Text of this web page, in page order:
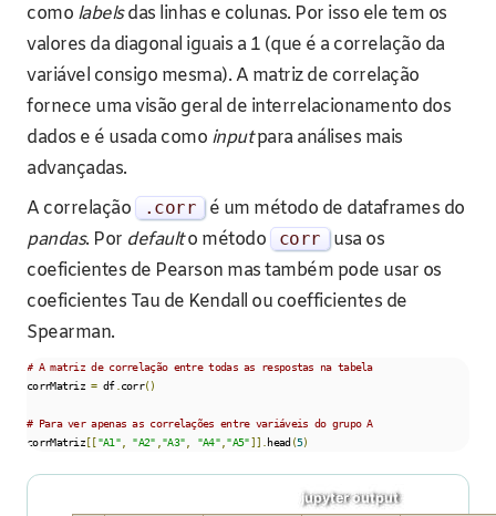
como labelsdas linhas e colunas. Por isso ele tem os
valores da diagonal iguais a 1 (que é a correlação da
variável consigo mesma). A matriz de correlação
fornece uma visão geral de interrelacionamento dos
dados e é usada como inputpara análises mais
advançadas.
A correlação
. corr
é um método de dataframes do
pandas. Por defaulto método corr
usa os
coeficientes de Pearson mas também pode usar os
coeficientes Tau de Kendall ou coefficientes de
Spearman.
# A matriz de correlação entre todas as respostas na tabela
corrMatriz = df. corr()
# Para ver apenas as correlações entre variáveis do grupo A
corrMatriz[["A1", "A2" "A3" "A4", "A5"]]. head(5)